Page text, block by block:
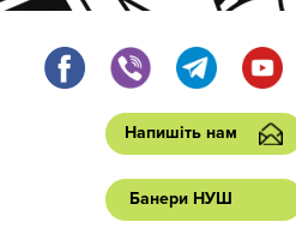
Напишіть нам
Банери НУШ